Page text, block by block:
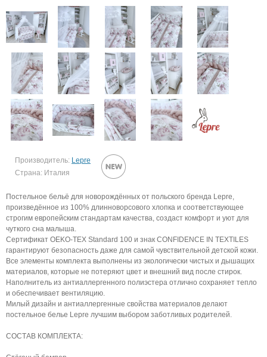
Производитель: Lepre
Страна: Италия
Постельное бельё для новорождённых от польского бренда Lepre,
произведённое из 100% длинноворсового хлопка и соответствующее
строгим европейским стандартам качества, создаст комфорт и уют для
чуткого сна малыша.
Сертификат OEKO‑TEX Standard 100 и знак CONFIDENCE IN TEXTILES
гарантируют безопасность даже для самой чувствительной детской кожи.
Все элементы комплекта выполнены из экологически чистых и дышащих
материалов, которые не потеряют цвет и внешний вид после стирок.
Наполнитель из антиаллергенного полиэстера отлично сохраняет тепло
и обеспечивает вентиляцию.
Милый дизайн и антиаллергенные свойства материалов делают
постельное белье Lepre лучшим выбором заботливых родителей.
СОСТАВ КОМПЛЕКТА: